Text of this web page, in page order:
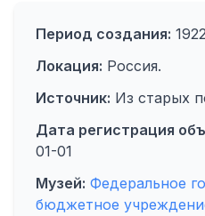
Период создания:
Локация: Россия.
Источник: Из старых
Дата регистрация
01-01
Музей: Федеральное
бюджетное